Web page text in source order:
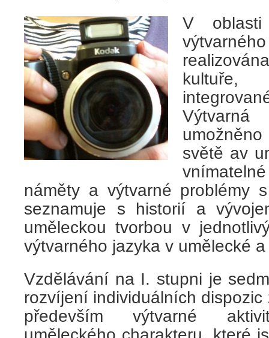
V
kultuře,
světě av
náměty a výtvarné problémy
seznamuje s historií a
uměleckou tvorbou v
výtvarného jazyka v umělecké
Vzdělávání na I. stupni je
rozvíjení individuálních
především výtvarné